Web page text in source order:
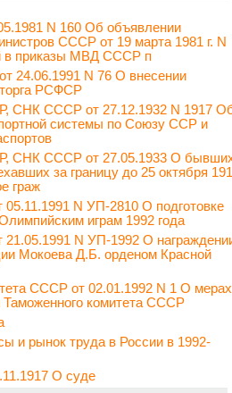
N 160 Об объявлении
СССР от 19 марта 1981 г. N
в приказы МВД СССР п
24.06.1991 N 76 О внесении
РСФСР
СНК СССР от 27.12.1932 N 1917
системы по Союзу ССР и
СНК СССР от 27.05.1933 О
за границу до 25 октября
граж
N УП-2810 О подготовке
играм 1992 года
N УП-1992 О
Мокоева Д.Б. орденом Красной
СССР от 02.01.1992 N 1 О
Таможенного комитета СССР
и рынок труда в России в 1992-
О суде